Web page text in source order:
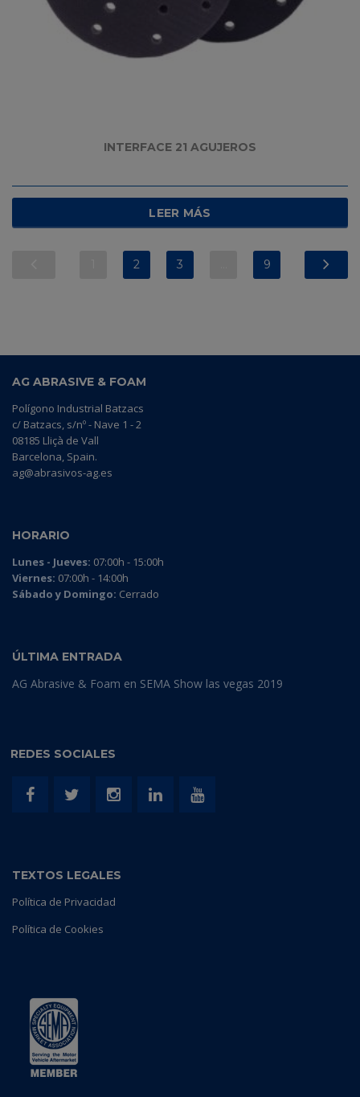
INTERFACE 21 AGUJEROS
LEER MÁS
2 3 9
AG ABRASIVE & FOAM
Polígono Industrial Batzacs
c/ Batzacs, s/nº - Nave 1 - 2
08185 Lliçà de Vall
Barcelona, Spain.
ag@abrasivos-ag.es
HORARIO
Lunes - Jueves: 07:00h - 15:00h
Viernes: 07:00h - 14:00h
Sábado y Domingo: Cerrado
ÚLTIMA ENTRADA
AG Abrasive & Foam en SEMA Show las vegas 2019
REDES SOCIALES
TEXTOS LEGALES
Política de Privacidad
Política de Cookies